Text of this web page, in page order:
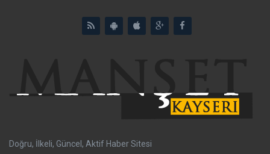
Doğru, İlkeli, Güncel, Aktif Haber Sitesi